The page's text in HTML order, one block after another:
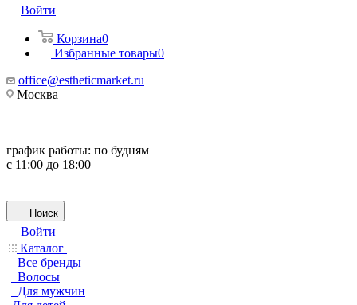
Войти
Корзина0
Избранные товары0
office@estheticmarket.ru
Москва
график работы: по будням
с 11:00 до 18:00
Поиск
Войти
Каталог
Все бренды
Волосы
Для мужчин